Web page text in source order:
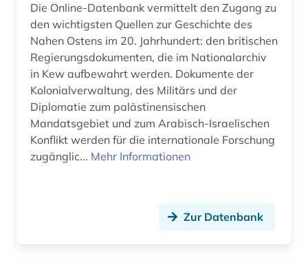
religion (1)
russland (1)
römisches reich (1)
sowjetunion (1)
sozialwissenschaft (1)
sozialwissenschaften (3)
syrien (1)
Die Online-Datenbank vermittelt den Zugang zu
den wichtigsten Quellen zur Geschichte des
Nahen Ostens im 20. Jahrhundert: den britischen
Regierungsdokumenten, die im Nationalarchiv
in Kew aufbewahrt werden. Dokumente der
Kolonialverwaltung, des Militärs und der
Diplomatie zum palästinensischen
Mandatsgebiet und zum Arabisch-Israelischen
Konflikt werden für die internationale Forschung
zugänglic... Mehr Informationen
Zur Datenbank